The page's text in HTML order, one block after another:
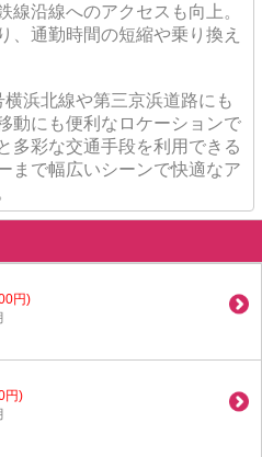
線沿線へのアクセスも向上。
、通勤時間の短縮や乗り換え
浜北線や第三京浜道路にも
動にも便利なロケーションで
多彩な交通手段を利用できる
まで幅広いシーンで快適なア
円)
円)